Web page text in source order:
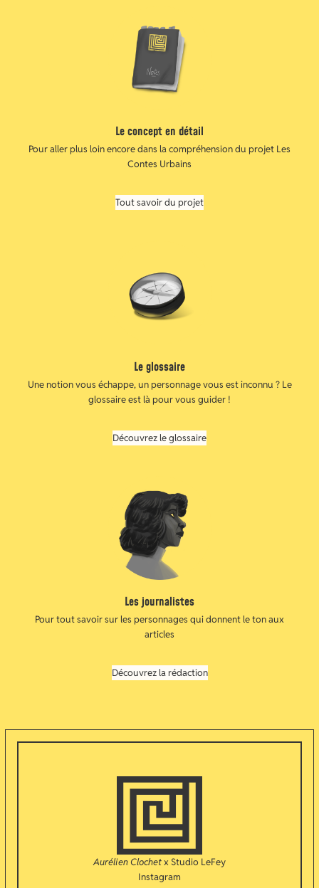
Le concept en détail
Pour aller plus loin encore dans la compréhension du projet Les
Contes Urbains
Tout savoir du projet
Le glossaire
Une notion vous échappe, un personnage vous est inconnu ? Le
glossaire est là pour vous guider !
Découvrez le glossaire
Les journalistes
Pour tout savoir sur les personnages qui donnent le ton aux
articles
Découvrez la rédaction
Aurélien Clochetx Studio LeFey
Instagram